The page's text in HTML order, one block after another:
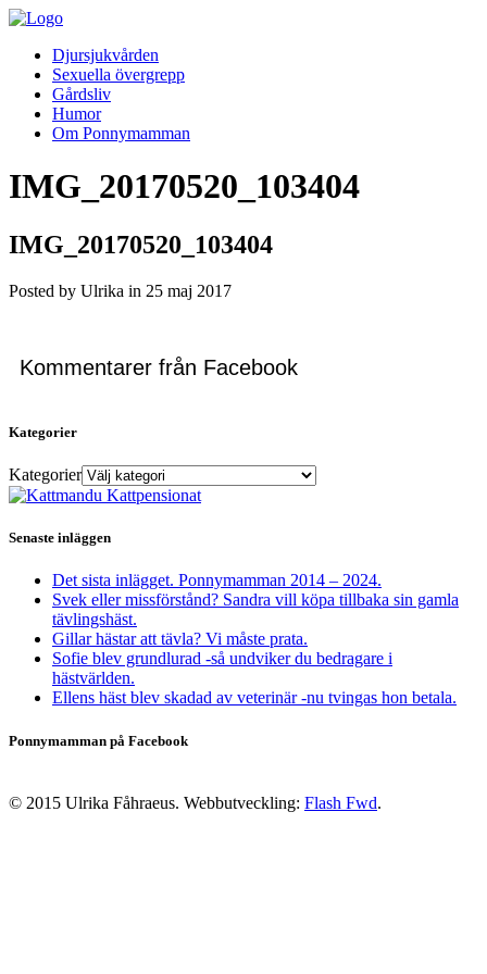
Djursjukvården
Sexuella övergrepp
Gårdsliv
Humor
Om Ponnymamman
IMG_20170520_103404
IMG_20170520_103404
Posted by Ulrika in 25 maj 2017
Kommentarer från Facebook
Kategorier
Kategorier
Senaste inläggen
Det sista inlägget. Ponnymamman 2014 – 2024.
Svek eller missförstånd? Sandra vill köpa tillbaka sin gamla
tävlingshäst.
Gillar hästar att tävla? Vi måste prata.
Sofie blev grundlurad -så undviker du bedragare i
hästvärlden.
Ellens häst blev skadad av veterinär -nu tvingas hon betala.
Ponnymamman på Facebook
© 2015 Ulrika Fåhraeus. Webbutveckling: Flash Fwd.